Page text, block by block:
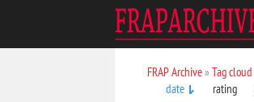
FRAP Archive» Tag cloud
date
rating